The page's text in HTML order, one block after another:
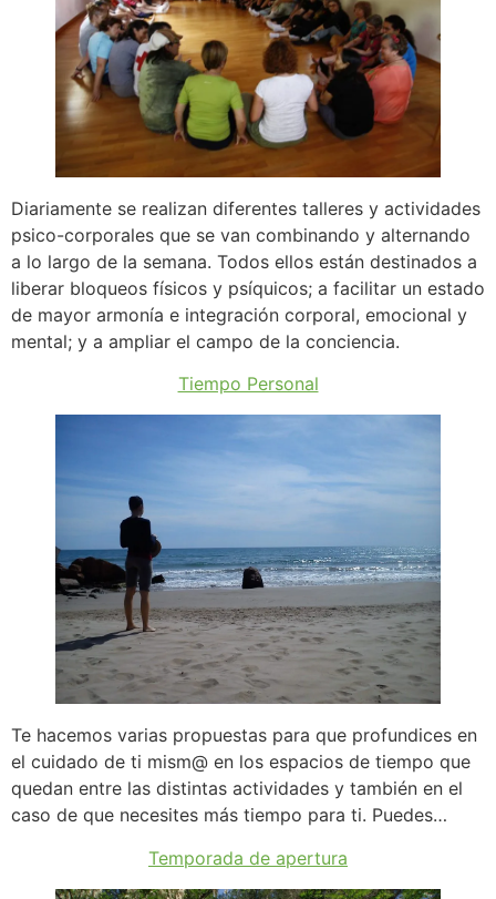
Diariamente se realizan diferentes talleres y actividades
psico-corporales que se van combinando y alternando
a lo largo de la semana. Todos ellos están destinados a
liberar bloqueos físicos y psíquicos; a facilitar un estado
de mayor armonía e integración corporal, emocional y
mental; y a ampliar el campo de la conciencia.
Tiempo Personal
Te hacemos varias propuestas para que profundices en
el cuidado de ti mism@ en los espacios de tiempo que
quedan entre las distintas actividades y también en el
caso de que necesites más tiempo para ti. Puedes…
Temporada de apertura